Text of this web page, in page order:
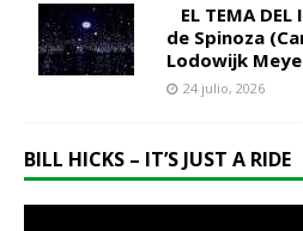
EL TEMA
de Spinoza
Lodowijk
24 julio, 2026
BILL HICKS – IT’S JUST A RIDE